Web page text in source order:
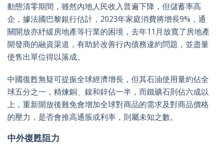
動態清零期間，雖然內地人民收入普遍下降，但儲蓄率高
企，據法國巴黎銀行估計，2023年家庭消費將增長9%，通
關開放亦紓緩房地產等行業的困境，去年11月放寬了房地產
開發商的融資渠道，有助於改善行內債務違約問題，並盡量
使售出單位得以落成。
中國復甦無疑可提振全球經濟增長，但其石油使用量約佔全
球五分之一，精煉銅、鎳和鋅佔一半，而鐵礦石則佔六成以
上，重新開放後難免會增加全球對商品的需求及對商品價格
的壓力，是否會推高通脹或利率，則屬未知之數。
中外復甦阻力